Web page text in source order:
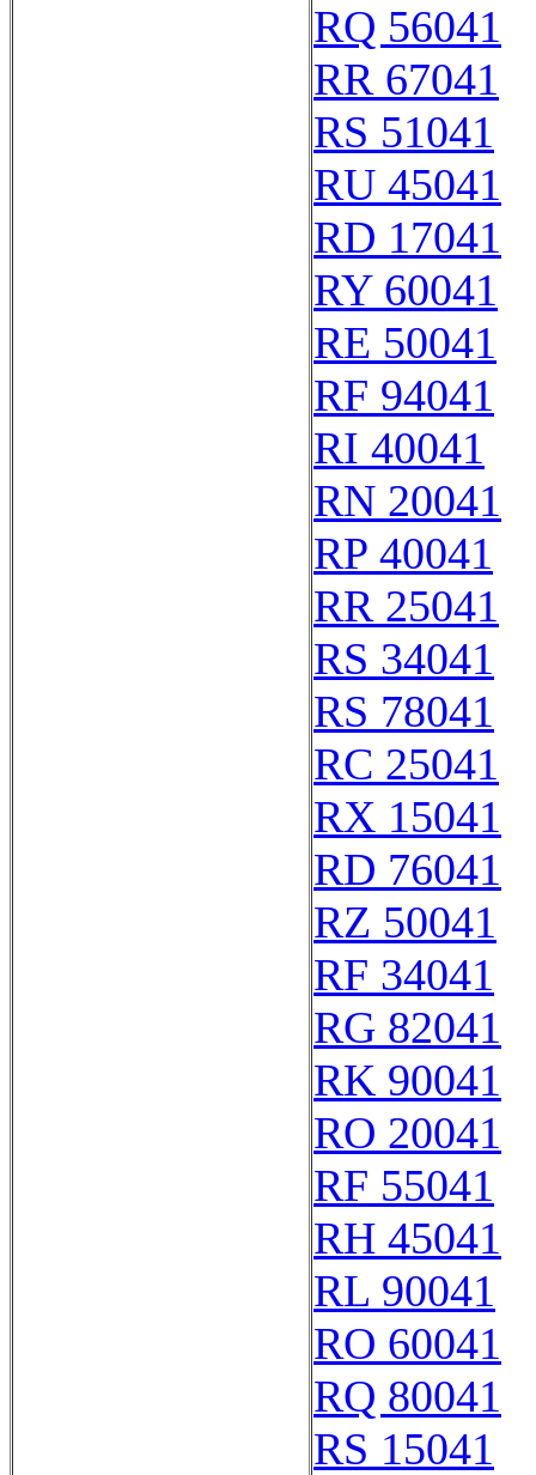
RQ 56041
RR 67041
RS 51041
RU 45041
RD 17041
RY 60041
RE 50041
RF 94041
RI 40041
RN 20041
RP 40041
RR 25041
RS 34041
RS 78041
RC 25041
RX 15041
RD 76041
RZ 50041
RF 34041
RG 82041
RK 90041
RO 20041
RF 55041
RH 45041
RL 90041
RO 60041
RQ 80041
RS 15041